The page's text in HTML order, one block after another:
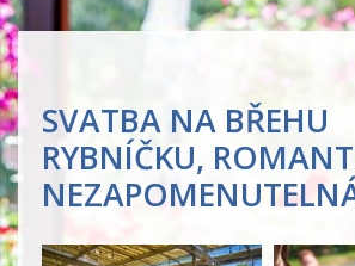
SVATBA NA BŘEHU
RYBNÍČKU,